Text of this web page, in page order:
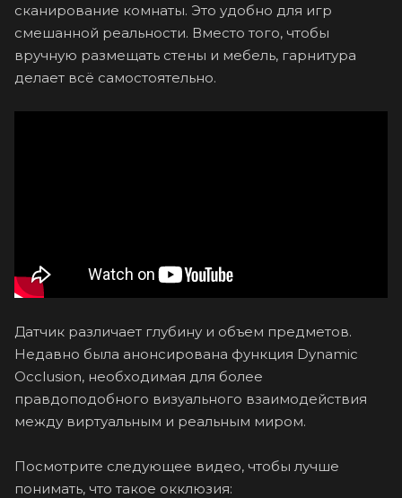
сканирование комнаты. Это удобно для игр
смешанной реальности. Вместо того, чтобы
вручную размещать стены и мебель, гарнитура
делает всё самостоятельно.
Датчик различает глубину и объем предметов.
Недавно была анонсирована функция Dynamic
Occlusion, необходимая для более
правдоподобного визуального взаимодействия
между виртуальным и реальным миром.
Посмотрите следующее видео, чтобы лучше
понимать, что такое окклюзия: